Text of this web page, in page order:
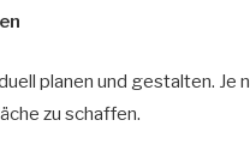
planen und gestalten. Je
zu schaffen.